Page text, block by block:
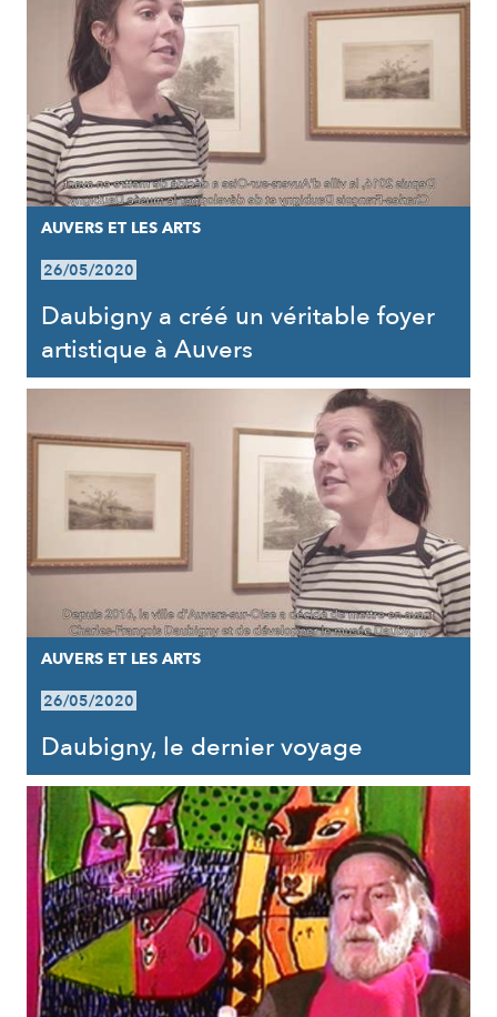
AUVERS ET LES ARTS
26/05/2020
Daubigny a créé un véritable foyer
artistique à Auvers
AUVERS ET LES ARTS
26/05/2020
Daubigny, le dernier voyage